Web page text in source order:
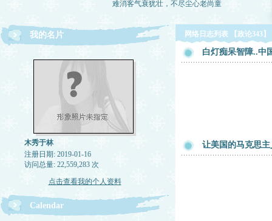
难消客气衰犹壮，不尽尘心老尚童
我的名片
木秀于林
注册日期: 2019-01-16
访问总量: 22,559,283 次
点击查看我的个人资料
Calendar
网络日志列表 【政论343】
白灯痴呆智障..中
让美国的马克思